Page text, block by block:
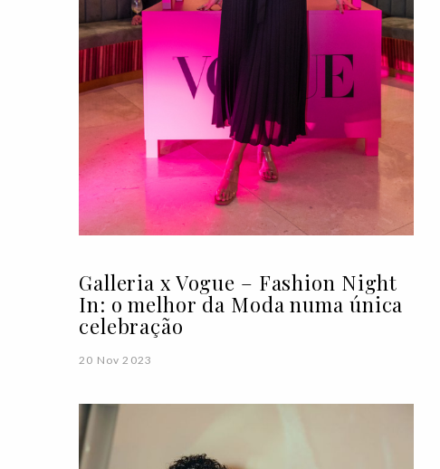
Galleria x Vogue – Fashion Night
In: o melhor da Moda numa única
celebração
20 Nov 2023